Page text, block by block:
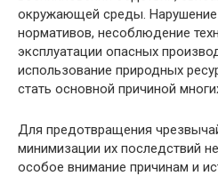
окружающей среды. Нарушение
нормативов, несоблюдение
эксплуатации опасных
использование природных
стать основной причиной
Для предотвращения
минимизации их последствий
особое внимание причинам и